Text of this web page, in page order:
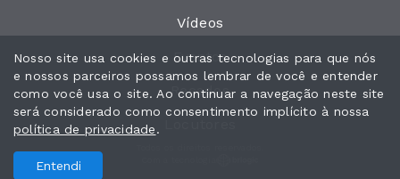
Vídeos
Eventos
Recados
Nosso site usa cookies e outras tecnologias para que nós
e nossos parceiros possamos lembrar de você e entender
como você usa o site. Ao continuar a navegação neste site
será considerado como consentimento implícito à nossa
política de privacidade.
Entendi